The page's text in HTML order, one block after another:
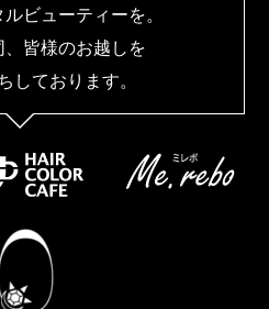
ビューティーを。
皆様のお越しを
しております。